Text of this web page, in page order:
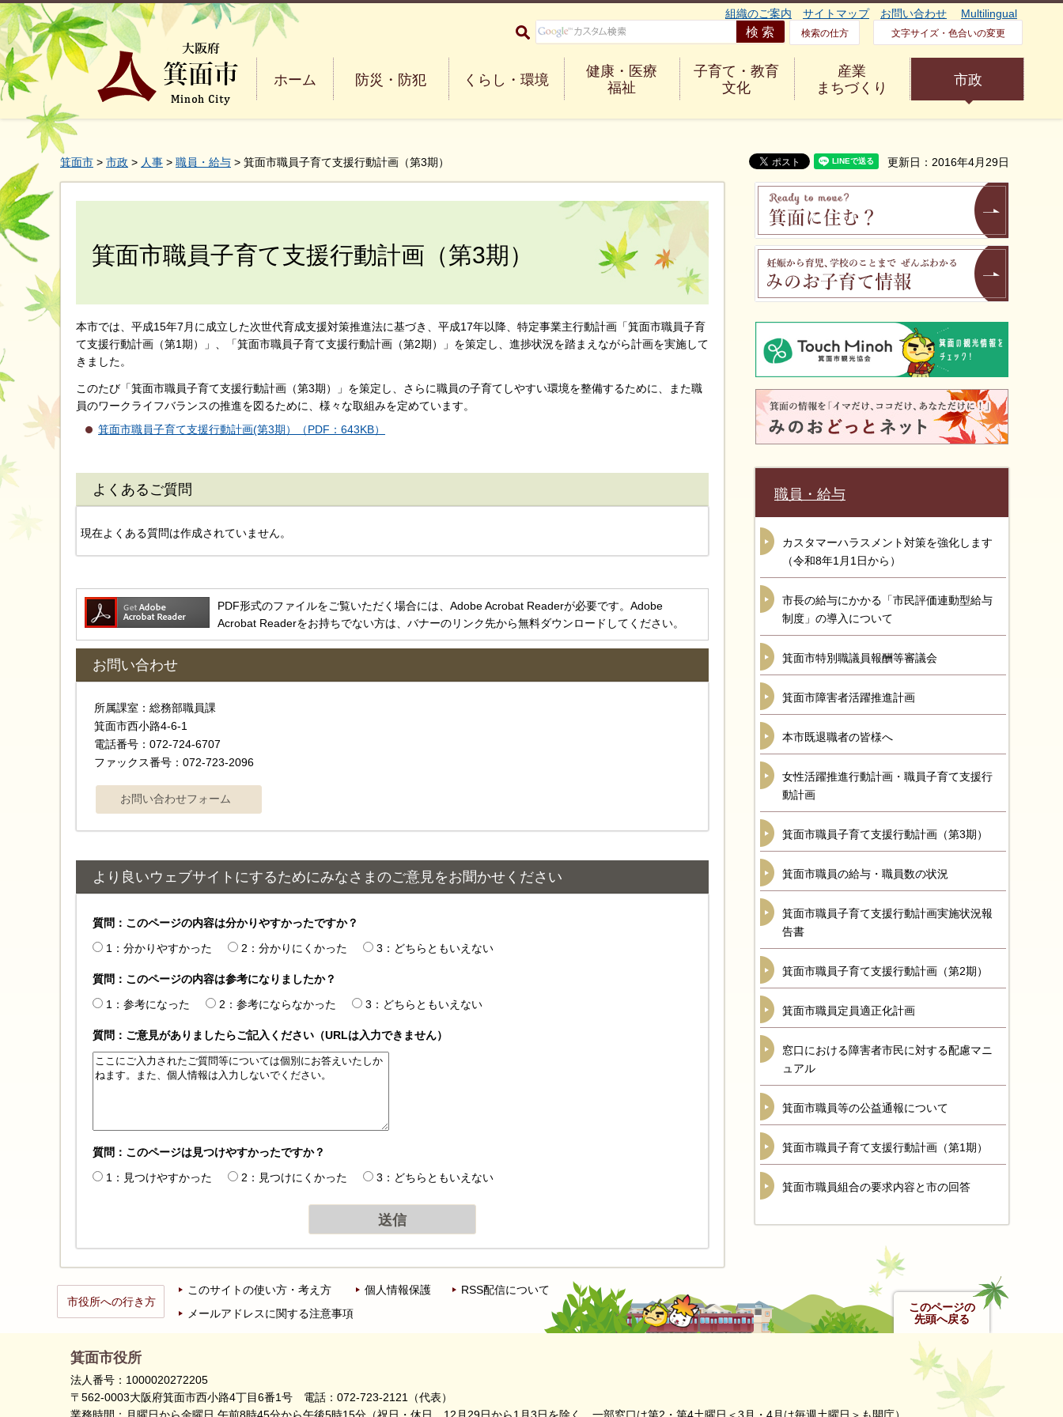
大阪府箕面市 Minoh City
組織のご案内 サイトマップ お問い合わせ Multilingual
検索の仕方 文字サイズ・色合いの変更
ホーム 防災・防犯 くらし・環境
健康・医療
福祉
子育て・教育
文化
産業
まちづくり
市政
箕面市 > 市政 > 人事 > 職員・給与 > 箕面市職員子育て支援行動計画（第3期） 更新日：2016年4月29日
箕面市職員子育て支援行動計画（第3期）
本市では、平成15年7月に成立した次世代育成支援対策推進法に基づき、平成17年以降、特定事業主行動計画「箕面市職員子育
て支援行動計画（第1期）」、「箕面市職員子育て支援行動計画（第2期）」を策定し、進捗状況を踏まえながら計画を実施して
きました。
このたび「箕面市職員子育て支援行動計画（第3期）」を策定し、さらに職員の子育てしやすい環境を整備するために、また職
員のワークライフバランスの推進を図るために、様々な取組みを定めています。
箕面市職員子育て支援行動計画(第3期）（PDF：643KB）
よくあるご質問
現在よくある質問は作成されていません。
PDF形式のファイルをご覧いただく場合には、Adobe Acrobat Readerが必要です。Adobe
Acrobat Readerをお持ちでない方は、バナーのリンク先から無料ダウンロードしてください。
お問い合わせ
所属課室：総務部職員課
箕面市西小路4‐6‐1
電話番号：072-724-6707
ファックス番号：072-723-2096
より良いウェブサイトにするためにみなさまのご意見をお聞かせください
質問：このページの内容は分かりやすかったですか？
1：分かりやすかった
2：分かりにくかった 3：どちらともいえない
質問：このページの内容は参考になりましたか？
1：参考になった
2：参考にならなかった 3：どちらともいえない
質問：ご意見がありましたらご記入ください（URLは入力できません）
質問：このページは見つけやすかったですか？
1：見つけやすかった
2：見つけにくかった 3：どちらともいえない
職員・給与
カスタマーハラスメント対策を強化します
（令和8年1月1日から）
市長の給与にかかる「市民評価連動型給与
制度」の導入について
箕面市特別職議員報酬等審議会
箕面市障害者活躍推進計画
本市既退職者の皆様へ
女性活躍推進行動計画・職員子育て支援行
動計画
箕面市職員子育て支援行動計画（第3期）
箕面市職員の給与・職員数の状況
箕面市職員子育て支援行動計画実施状況報
告書
箕面市職員子育て支援行動計画（第2期）
箕面市職員定員適正化計画
窓口における障害者市民に対する配慮マニ
ュアル
箕面市職員等の公益通報について
箕面市職員子育て支援行動計画（第1期）
箕面市職員組合の要求内容と市の回答
このページの
先頭へ戻る
市役所への行き方
このサイトの使い方・考え方 個人情報保護
RSS配信について
メールアドレスに関する注意事項
箕面市役所
法人番号：1000020272205
〒562-0003大阪府箕面市西小路4丁目6番1号 電話：072-723-2121（代表）